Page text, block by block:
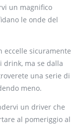
un magnifico
le onde del
eccelle sicuramente
drink, ma se dalla
una serie di
meno.
un driver che
al pomeriggio al